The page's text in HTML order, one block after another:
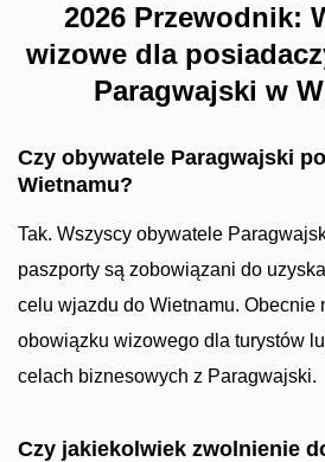
2026 Przewodnik:
wizowe dla
Paragwajski w
Czy obywatele Paragwajski
Wietnamu?
Tak. Wszyscy obywatele
paszporty są zobowiązani do
celu wjazdu do Wietnamu. Obecnie
obowiązku wizowego dla turystów
celach biznesowych z Paragwajski.
Czy jakiekolwiek zwolnienie